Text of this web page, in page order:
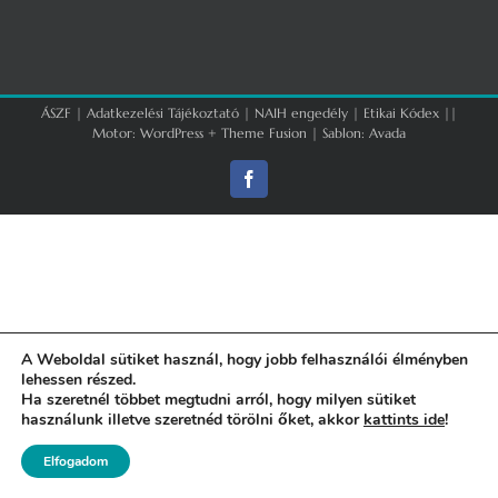
ÁSZF | Adatkezelési Tájékoztató | NAIH engedély | Etikai Kódex ||
Motor: WordPress + Theme Fusion | Sablon: Avada
Facebook
A Weboldal sütiket használ, hogy jobb felhasználói élményben
lehessen részed.
Ha szeretnél többet megtudni arról, hogy milyen sütiket
használunk illetve szeretnéd törölni őket, akkor kattints ide!
Elfogadom